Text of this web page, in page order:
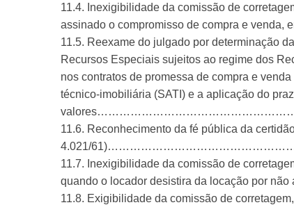
11.4. Inexigibilidade da comissão de
assinado o compromisso de compra e
11.5. Reexame do julgado por determinação
Recursos Especiais sujeitos ao regime dos
nos contratos de promessa de compra e
técnico-imobiliária (SATI) e a aplicação do
11.6. Reconhecimento da fé pública da
4.021/
11.7. Inexigibilidade da comissão de
quando o locador desistira da locação
11.8. Exigibilidade da comissão de